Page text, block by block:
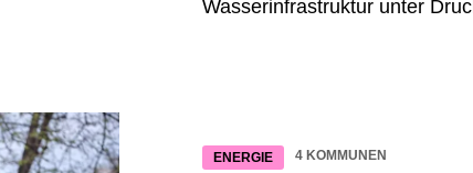
Botschaft dabei lautet: „Münster
Damit bringt der
Wasserinfrastruktur unter
ENERGIE 4 KOMMUNEN